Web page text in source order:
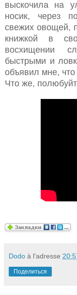
выскочила на
носик, через
свежих овощей,
книжкой в
восхищении
быстрыми и
объявил мне,
Что же,
Dodo à l'adresse
Поделиться